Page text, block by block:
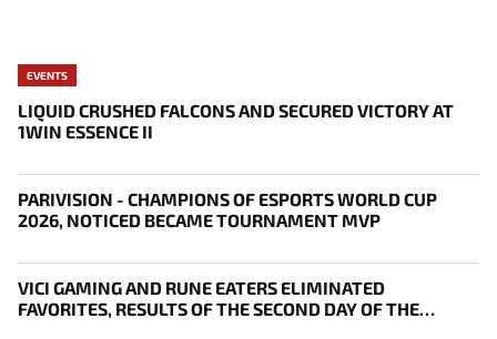
EVENTS
LIQUID CRUSHED FALCONS AND SECURED VICTORY AT
1WIN ESSENCE II
PARIVISION - CHAMPIONS OF ESPORTS WORLD CUP
2026, NOTICED BECAME TOURNAMENT MVP
VICI GAMING AND RUNE EATERS ELIMINATED
FAVORITES, RESULTS OF THE SECOND DAY OF THE